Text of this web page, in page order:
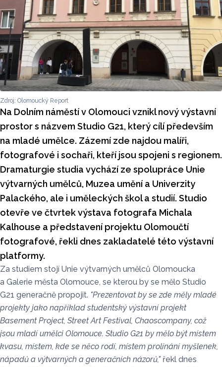
Zdroj: Olomoucký Report
Na Dolním náměstí v Olomouci vznikl nový výstavní
prostor s názvem Studio G21, který cílí především
na mladé umělce. Zázemí zde najdou malíři,
fotografové i sochaři, kteří jsou spojeni s regionem.
Dramaturgie studia vychází ze spolupráce Unie
výtvarných umělců, Muzea umění a Univerzity
Palackého, ale i uměleckých škol a studií. Studio
otevře ve čtvrtek výstava fotografa Michala
Kalhouse a představení projektu Olomoučtí
fotografové, řekli dnes zakladatelé této výstavní
platformy.
Za studiem stojí Unie výtvarných umělců Olomoucka
a Galerie města Olomouce, se kterou by se mělo Studio
G21 generačně propojit. "Prezentovat by se zde měly mladé
projekty jako například studentský výstavní projekt
Basement Project, Street Art Festival, Chaoscompany, což
jsou mladí umělci Olomouce. Studio G21 by mělo být místem
kvasu, místem, kde se něco rodí, místem prolínání myšlenek,
nápadů a výtvarných a generačních názorů," řekl dnes